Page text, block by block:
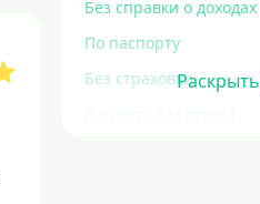
Без справки о доходах
По паспорту
Без страховки
На карту без отказа
Раскрыть